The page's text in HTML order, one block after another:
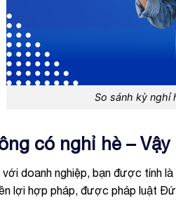
So sánh kỳ nghỉ
có nghỉ hè –
với doanh nghiệp, bạn được tính
lợi hợp pháp, được pháp luật